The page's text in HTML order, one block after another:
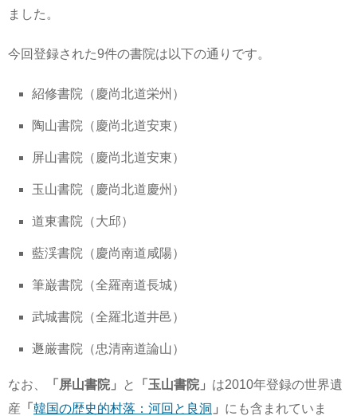
ました。
今回登録された9件の書院は以下の通りです。
紹修書院（慶尚北道栄州）
陶山書院（慶尚北道安東）
屏山書院（慶尚北道安東）
玉山書院（慶尚北道慶州）
道東書院（大邱）
藍渓書院（慶尚南道咸陽）
筆巌書院（全羅南道長城）
武城書院（全羅北道井邑）
遯厳書院（忠清南道論山）
なお、 「屏山書院」 と 「玉山書院」 は2010年登録の世界遺
産 「 韓国の歴史的村落：河回と良洞 」 にも含まれていま